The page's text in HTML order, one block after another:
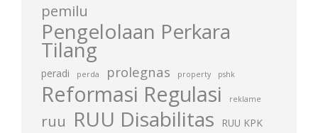
pemilu
Pengelolaan Perkara
Tilang
peradi perda prolegnas property pshk
Reformasi Regulasi reklame
ruu RUU Disabilitas RUU KPK